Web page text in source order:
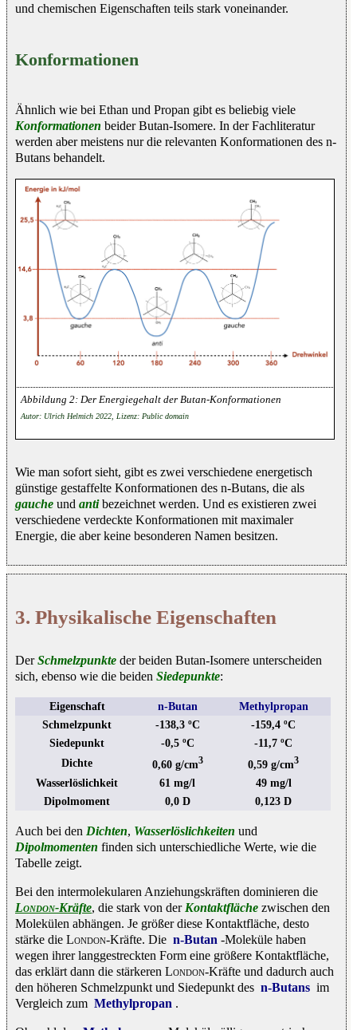
und chemischen Eigenschaften teils stark voneinander.
Konformationen
Ähnlich wie bei Ethan und Propan gibt es beliebig viele
Konformationen beider Butan-Isomere. In der Fachliteratur
werden aber meistens nur die relevanten Konformationen des n-
Butans behandelt.
Der Energiegehalt der Butan-Konformationen
Autor: Ulrich Helmich 2022, Lizenz: Public domain
Wie man sofort sieht, gibt es zwei verschiedene energetisch
günstige gestaffelte Konformationen des n-Butans, die als
gauche und antibezeichnet werden. Und es existieren zwei
verschiedene verdeckte Konformationen mit maximaler
Energie, die aber keine besonderen Namen besitzen.
3. Physikalische Eigenschaften
DerSchmelzpunkte der beiden Butan-Isomere unterscheiden
sich, ebenso wie die beiden Siedepunkte:
Eigenschaft n-Butan
Methylpropan
Schmelzpunkt
-138,3 ºC
-159,4 ºC
Siedepunkt
-0,5 ºC
-11,7 ºC
Dichte
0,60 g/cm3 0,59 g/cm3
Wasserlöslichkeit 61 mg/l
49 mg/l
Dipolmoment
0,0 D 0,123 D
Auch bei den Dichten, Wasserlöslichkeiten und
Dipolmomenten finden sich unterschiedliche Werte, wie die
Tabelle zeigt.
Bei den intermolekularen Anziehungskräften dominieren die
London-Kräfte, die stark von der Kontaktfläche zwischen den
Molekülen abhängen. Je größer diese Kontaktfläche, desto
stärke die London-Kräfte. Die n-Butan -Moleküle haben
wegen ihrer langgestreckten Form eine größere Kontaktfläche,
das erklärt dann die stärkeren London-Kräfte und dadurch auch
den höheren Schmelzpunkt und Siedepunkt des n-Butans im
Vergleich zum Methylpropan .